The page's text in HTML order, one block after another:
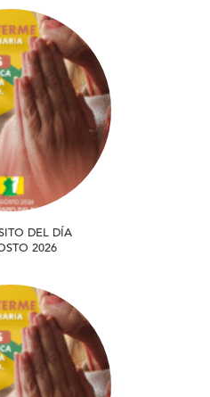
DEL DÍA
2026